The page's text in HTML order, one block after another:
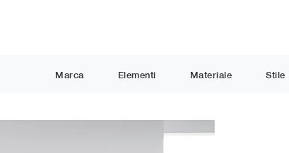
Marca Elementi Materiale Stile